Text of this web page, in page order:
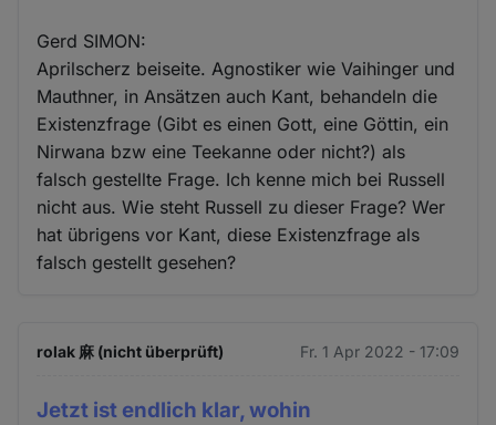
Gerd SIMON:
Aprilscherz beiseite. Agnostiker wie Vaihinger und
Mauthner, in Ansätzen auch Kant, behandeln die
Existenzfrage (Gibt es einen Gott, eine Göttin, ein
Nirwana bzw eine Teekanne oder nicht?) als
falsch gestellte Frage. Ich kenne mich bei Russell
nicht aus. Wie steht Russell zu dieser Frage? Wer
hat übrigens vor Kant, diese Existenzfrage als
falsch gestellt gesehen?
rolak 麻 (nicht überprüft) Fr. 1 Apr 2022 - 17:09
Jetzt ist endlich klar, wohin